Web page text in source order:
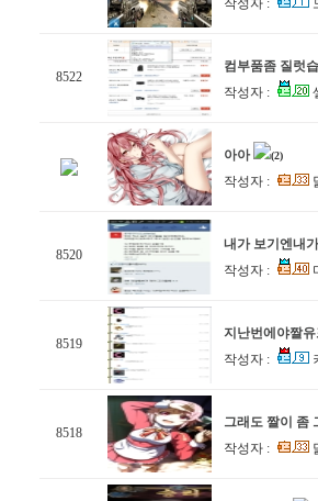
작성자 :
8522
컴부품좀 질럿
작성자 :
아아 (2)
작성자 :
8520
내가 보기엔내
작성자 :
8519
지난번에야짤
작성자 :
8518
그래도 짤이 좀
작성자 :